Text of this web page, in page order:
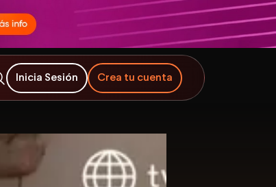
Inicia Sesión Crea tu cuenta